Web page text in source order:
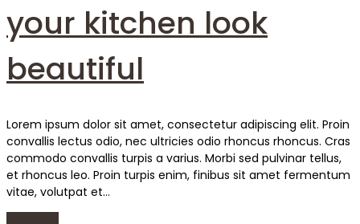
your kitchen look
beautiful
Lorem ipsum dolor sit amet, consectetur adipiscing elit. Proin
convallis lectus odio, nec ultricies odio rhoncus rhoncus. Cras
commodo convallis turpis a varius. Morbi sed pulvinar tellus,
et rhoncus leo. Proin turpis enim, finibus sit amet fermentum
vitae, volutpat et…